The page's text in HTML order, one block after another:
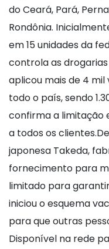
do Ceará, Pará,
Rondônia.
em 15 unidades da
controla as drogarias
aplicou mais de 4
todo o país, sendo
confirma a limitação
a todos os
japonesa Takeda,
fornecimento para
limitado para
iniciou o esquema
para que outras
Disponível na rede